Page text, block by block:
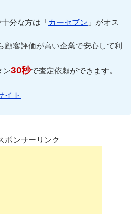
分な方は「 カーセブン 」がオス
顧客評価が高い企業で安心して利
ン30秒で査定依頼ができます。
イト
ポンサーリンク